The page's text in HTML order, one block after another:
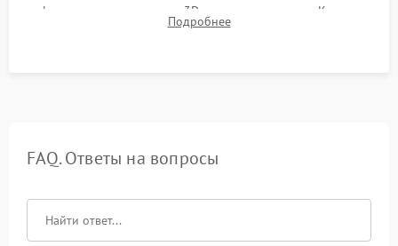
инфракрасного прогрева и 3D-сканирования тела. Контроль
силы давления компрессора и отсутствия скрипов при
Подробнее
FAQ. Ответы на вопросы